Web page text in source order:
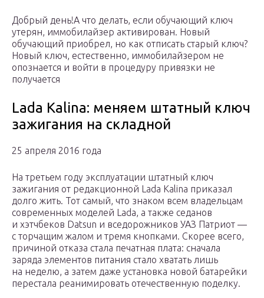
Добрый день!А что делать, если обучающий ключ
утерян, иммобилайзер активирован. Новый
обучающий приобрел, но как отписать старый ключ?
Новый ключ, естественно, иммобилайзером не
опознается и войти в процедуру привязки не
получается
Lada Kalina: меняем штатный ключ
зажигания на складной
25 апреля 2016 года
На третьем году эксплуатации штатный ключ
зажигания от редакционной Lada Kalina приказал
долго жить. Тот самый, что знаком всем владельцам
современных моделей Lada, а также седанов
и хэтчбеков Datsun и вседорожников УАЗ Патриот —
с торчащим жалом и тремя кнопками. Скорее всего,
причиной отказа стала печатная плата: сначала
заряда элементов питания стало хватать лишь
на неделю, а затем даже установка новой батарейки
перестала реанимировать отечественную поделку.